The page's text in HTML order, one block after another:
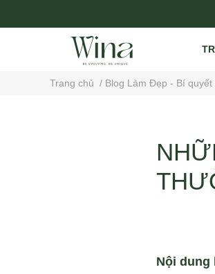
Trang chủ / Blog Làm Đẹp - Bí quyết
Nội dung